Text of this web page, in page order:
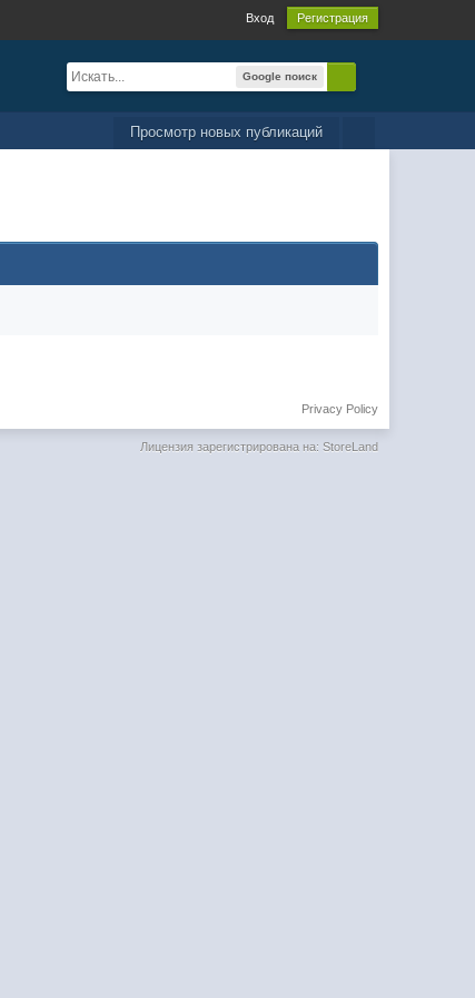
Вход Регистрация
Google поиск
Просмотр новых публикаций
Privacy Policy
Лицензия зарегистрирована на: StoreLand